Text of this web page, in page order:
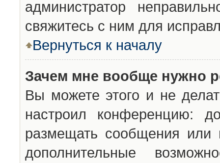
администратор
свяжитесь с ним для
Вернуться к началу
Зачем мне вообще нужно
Вы можете этого и не
настроил конференцию:
размещать сообщения или
дополнительные